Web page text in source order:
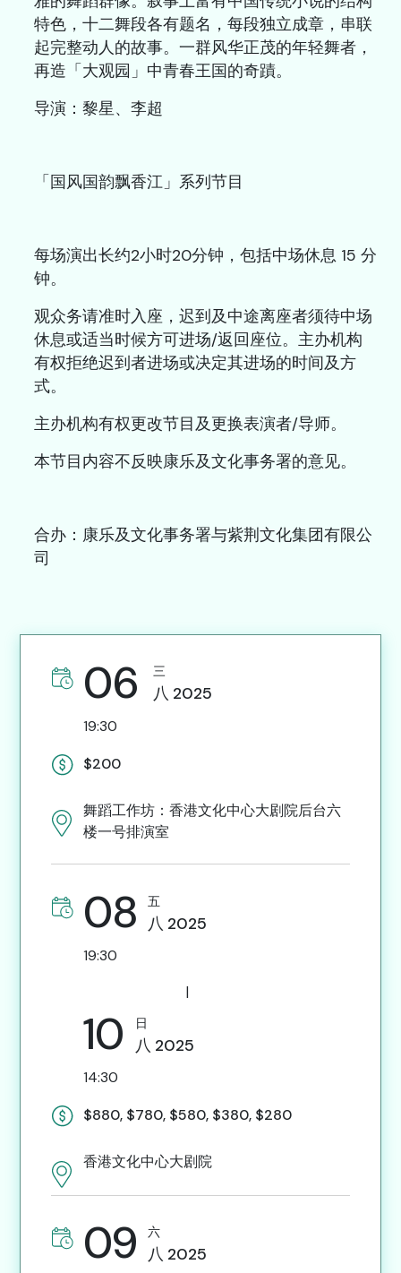
06 三
八 2025
19:30
$200
舞蹈工作坊：香港文化中心大剧院后台六
楼一号排演室
08 五
八 2025
19:30
|
10 日
八 2025
14:30
$880, $780, $580, $380, $280
香港文化中心大剧院
09 六
八 2025
特色，十二舞段各有题名，每段独立成章，串联
起完整动人的故事。一群风华正茂的年轻舞者，
再造「大观园」中青春王国的奇蹟。
导演：黎星、李超
「国风国韵飘香江」系列节目
每场演出长约2小时20分钟，包括中场休息 15 分
钟。
观众务请准时入座，迟到及中途离座者须待中场
休息或适当时候方可进场/返回座位。主办机构
有权拒绝迟到者进场或决定其进场的时间及方
式。
主办机构有权更改节目及更换表演者/导师。
本节目内容不反映康乐及文化事务署的意见。
合办：康乐及文化事务署与紫荆文化集团有限公
司